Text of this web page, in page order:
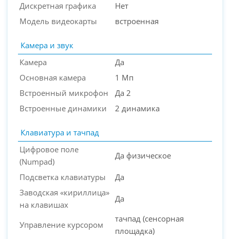
Дискретная графика
Нет
Модель видеокарты
встроенная
Камера и звук
Камера
Да
Основная камера
1 Мп
Встроенный микрофон
Да 2
Встроенные динамики
2 динамика
Клавиатура и тачпад
Цифровое поле
(Numpad)
Да физическое
Подсветка клавиатуры
Да
Заводская «кириллица»
на клавишах
Да
Управление курсором
тачпад (сенсорная
площадка)